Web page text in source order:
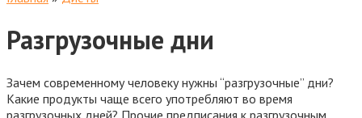
Разгрузочные дни
Зачем современному человеку нужны “разгрузочные” дни?
Какие продукты чаще всего употребляют во время
разгрузочных дней? Прочие предписания к разгрузочным